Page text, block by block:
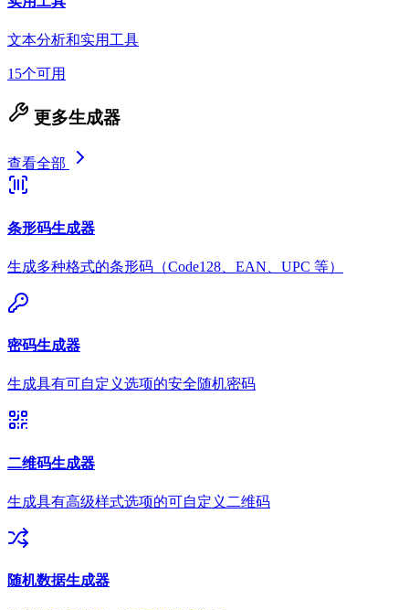
文本分析和实用工具
15个可用
更多生成器
查看全部
条形码生成器
生成多种格式的条形码（Code128、EAN、UPC 等）
密码生成器
生成具有可自定义选项的安全随机密码
二维码生成器
生成具有高级样式选项的可自定义二维码
随机数据生成器